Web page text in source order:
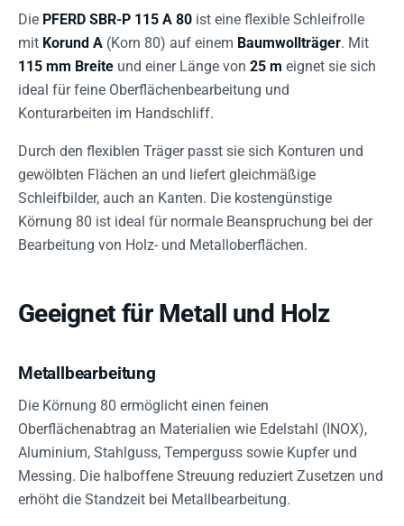
Die PFERD SBR-P 115 A 80 ist eine flexible Schleifrolle
mit Korund A (Korn 80) auf einem Baumwollträger. Mit
115 mm Breite und einer Länge von 25 m eignet sie sich
ideal für feine Oberflächenbearbeitung und
Konturarbeiten im Handschliff.
Durch den flexiblen Träger passt sie sich Konturen und
gewölbten Flächen an und liefert gleichmäßige
Schleifbilder, auch an Kanten. Die kostengünstige
Körnung 80 ist ideal für normale Beanspruchung bei der
Bearbeitung von Holz- und Metalloberflächen.
Geeignet für Metall und Holz
Metallbearbeitung
Die Körnung 80 ermöglicht einen feinen
Oberflächenabtrag an Materialien wie Edelstahl (INOX),
Aluminium, Stahlguss, Temperguss sowie Kupfer und
Messing. Die halboffene Streuung reduziert Zusetzen und
erhöht die Standzeit bei Metallbearbeitung.